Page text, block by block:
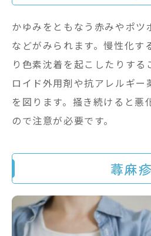
かゆみをともなう赤みやポツ
などがみられます。慢性化す
り色素沈着を起こしたりする
ロイド外用剤や抗アレルギー
を図ります。掻き続けると悪
ので注意が必要です。
蕁麻疹